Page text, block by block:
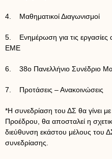
4. Μαθηματικοί Διαγωνισμοί
5. Ενημέρωση για τις
ΕΜΕ
6. 38ο Πανελλήνιο Συνέδριο
7. Προτάσεις – Ανακοινώσεις
*Η συνεδρίαση του ΔΣ θα γίνει
Προέδρου, θα αποσταλεί η
διεύθυνση εκάστου μέλους του
συνεδρίασης.